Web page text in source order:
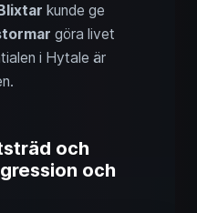
kunde ge
göra livet
i Hytale är
och
och